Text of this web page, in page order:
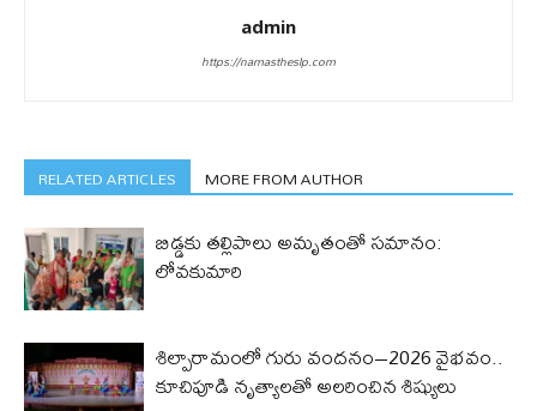
admin
https://namastheslp.com
RELATED ARTICLES MORE FROM AUTHOR
బిడ్డ‌కు త‌ల్లిపాలు అమృతంతో స‌మానం:
లోవ‌కుమారి
శిల్పారామంలో గురు వందనం–2026 వైభవం..
కూచిపూడి నృత్యాలతో అలరించిన శిష్యులు